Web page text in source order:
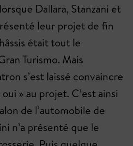
Dallara, Stanzani et
leur projet de fin
était tout le
Turismo. Mais
s’est laissé convaincre
» au projet. C’est ainsi
de l’automobile de
n’a présenté que le